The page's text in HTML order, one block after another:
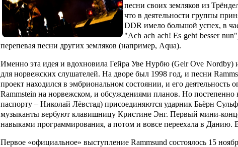
песни своих земляков из
что в деятельности группы
DDR имело большой успех, в
"Ach ach ach! Es geht besser nun
перепевая песни других земляков (например, Aqua).
Именно эта идея и вдохновила Гейра Уве Нурбю (GeirOve Nordby)
для норвежских слушателей. На дворе был 1998 год, и песни
проект находился в эмбриональном состоянии, и его
Rammstein на норвежском, и обсуждениями планов. Но
паспорту – Николай Лёвстад) присоединяются ударник Бьёрн
музыканты вербуют клавишницу Кристине Энг. Первый мини-
навыками программирования, а потом и вовсе переехала в Данию.
Первое «официальное» выступление Rammsund состоялось 15